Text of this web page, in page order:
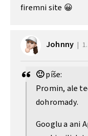
firemni site 😀
Johnny
🙂píše:
Promin, ale
dohromady.
Googlu a ani